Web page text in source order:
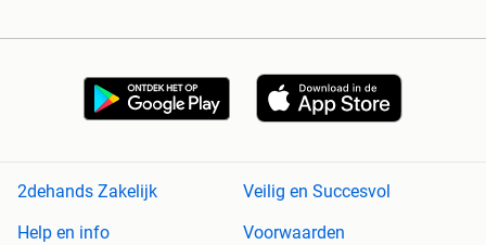
2dehands Zakelijk
Veilig en Succesvol
Help en info
Voorwaarden